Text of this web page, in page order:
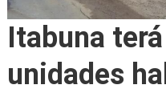
Itabuna
unidades